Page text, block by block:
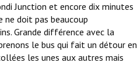
Junction et encore dix minutes
ne doit pas beaucoup
Grande différence avec la
le bus qui fait un détour en
les unes aux autres mais